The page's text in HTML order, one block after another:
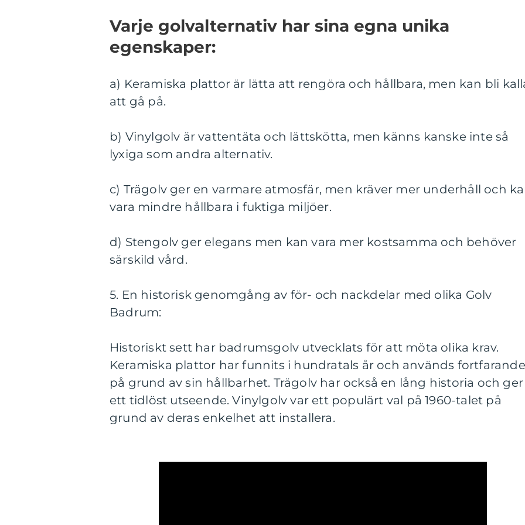
Varje golvalternativ har sina egna unika
egenskaper:
a) Keramiska plattor är lätta att rengöra och hållbara, men kan bli
att gå på.
b) Vinylgolv är vattentäta och lättskötta, men känns kanske inte så
lyxiga som andra alternativ.
c) Trägolv ger en varmare atmosfär, men kräver mer underhåll och
vara mindre hållbara i fuktiga miljöer.
d) Stengolv ger elegans men kan vara mer kostsamma och behöver
särskild vård.
5. En historisk genomgång av för- och nackdelar med olika Golv
Badrum:
Historiskt sett har badrumsgolv utvecklats för att möta olika krav.
Keramiska plattor har funnits i hundratals år och används fortfarande
på grund av sin hållbarhet. Trägolv har också en lång historia och ger
ett tidlöst utseende. Vinylgolv var ett populärt val på 1960-talet på
grund av deras enkelhet att installera.